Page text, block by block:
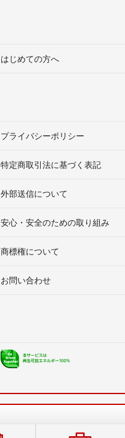
はじめての方へ
プライバシーポリシー
特定商取引法に基づく表記
外部送信について
安心・安全のための取り組み
商標権について
お問い合わせ